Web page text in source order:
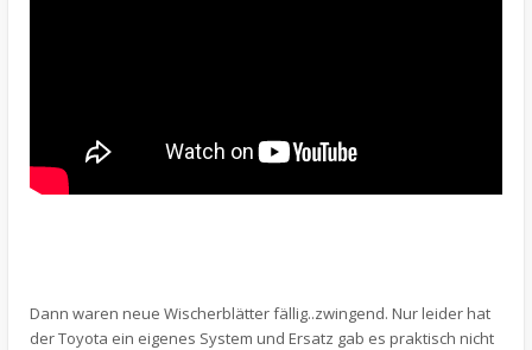
Dann waren neue Wischerblätter fällig..zwingend. Nur leider hat
der Toyota ein eigenes System und Ersatz gab es praktisch nicht